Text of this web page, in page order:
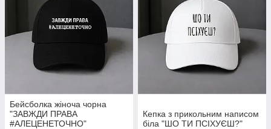
Бейсболка жіноча чорна
"ЗАВЖДИ ПРАВА
#АЛЕЦЕНЕТОЧНО"
Кепка з прикольним написом
біла "ШО ТИ ПСІХУЄШ?"